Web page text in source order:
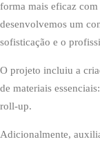
forma mais eficaz
desenvolvemos um
sofisticação e o
O projeto incluiu a
de materiais
roll-up.
Adicionalmente,